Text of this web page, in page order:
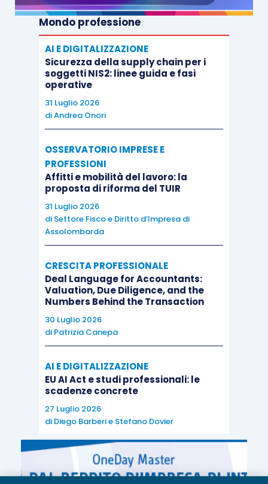
Mondo professione
AI E DIGITALIZZAZIONE
Sicurezza della supply chain per i
soggetti NIS2: linee guida e fasi
operative
31 Luglio 2026
diAndrea Onori
OSSERVATORIO IMPRESE E
PROFESSIONI
Affitti e mobilità del lavoro: la
proposta di riforma del TUIR
31 Luglio 2026
di Settore Fisco e Diritto d’Impresa di
Assolombarda
CRESCITA PROFESSIONALE
Deal Language for Accountants:
Valuation, Due Diligence, and the
Numbers Behind the Transaction
30 Luglio 2026
di Patrizia Canepa
AI E DIGITALIZZAZIONE
EU AI Act e studi professionali: le
scadenze concrete
27 Luglio 2026
di Diego Barberie Stefano Dovier